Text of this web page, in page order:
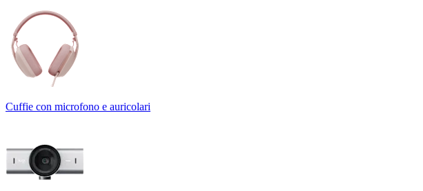
Cuffie con microfono e auricolari